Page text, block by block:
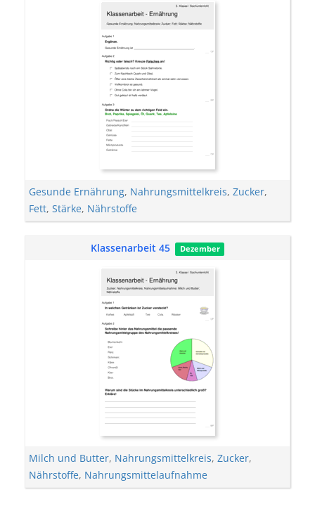
Gesunde Ernährung, Nahrungsmittelkreis, Zucker,
Fett, Stärke, Nährstoffe
Klassenarbeit 45 Dezember
Milch und Butter, Nahrungsmittelkreis, Zucker,
Nährstoffe, Nahrungsmittelaufnahme